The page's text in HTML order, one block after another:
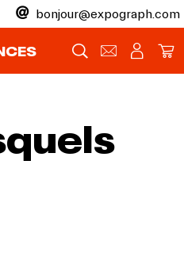
bonjour@expograph.com